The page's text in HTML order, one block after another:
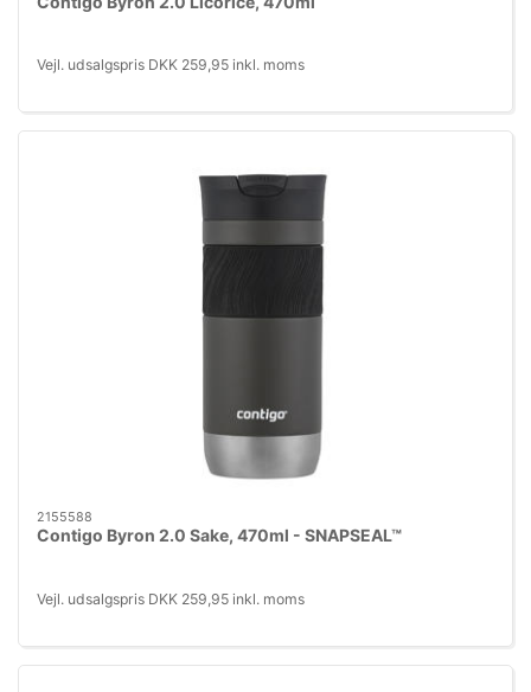
Vejl. udsalgspris DKK 259,95 inkl. moms
2155588
Contigo Byron 2.0 Sake, 470ml - SNAPSEAL™
Vejl. udsalgspris DKK 259,95 inkl. moms